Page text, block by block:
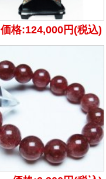
価格:124,000円(税込)